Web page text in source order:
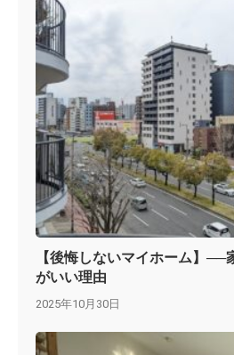
【後悔しないマイホーム】──
がいい理由
2025年10月30日